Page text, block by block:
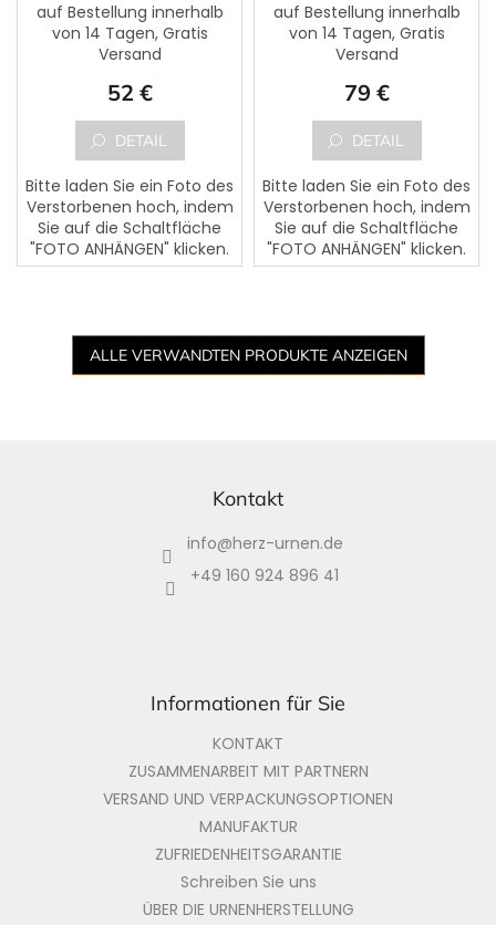
durchschnittliche
Sternen.
auf Bestellung innerhalb
von 14 Tagen, Gratis
Versand
52 €
DETAIL
Bitte laden Sie ein Foto des
Verstorbenen hoch, indem
Sie auf die Schaltfläche
"FOTO ANHÄNGEN" klicken.
Dem Foto kann ein Text
durchschnittliche
Sternen.
auf Bestellung innerhalb
von 14 Tagen, Gratis
Versand
79 €
DETAIL
Bitte laden Sie ein Foto des
Verstorbenen hoch, indem
Sie auf die Schaltfläche
"FOTO ANHÄNGEN" klicken.
Dem Foto kann ein Text
ALLE VERWANDTEN PRODUKTE ANZEIGEN
Kontakt
info@herz-urnen.de
+49 160 924 896 41
Informationen für Sie
KONTAKT
ZUSAMMENARBEIT MIT PARTNERN
VERSAND UND VERPACKUNGSOPTIONEN
MANUFAKTUR
ZUFRIEDENHEITSGARANTIE
Schreiben Sie uns
ÜBER DIE URNENHERSTELLUNG